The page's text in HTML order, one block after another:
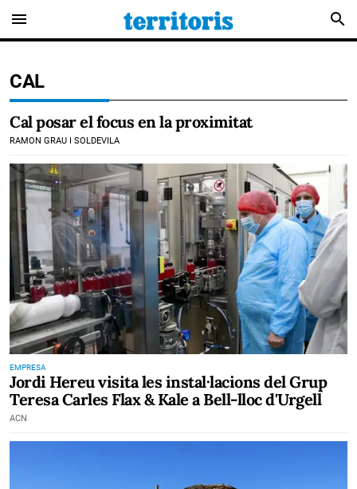
menu search
CAL
Cal posar el focus en la proximitat
RAMON GRAU I SOLDEVILA
EMPRESA
Jordi Hereu visita les instal·lacions del Grup
Teresa Carles Flax & Kale a Bell-lloc d'Urgell
ACN